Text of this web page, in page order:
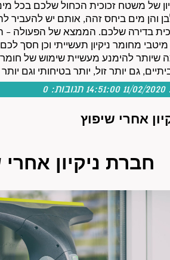
בדירה שלכם. הממצא של הפעולה –
גם יותר זול, יותר בטיחותי וגם
תגובות:0
אחרי שיפוץ
חברת ניקיון אחרי